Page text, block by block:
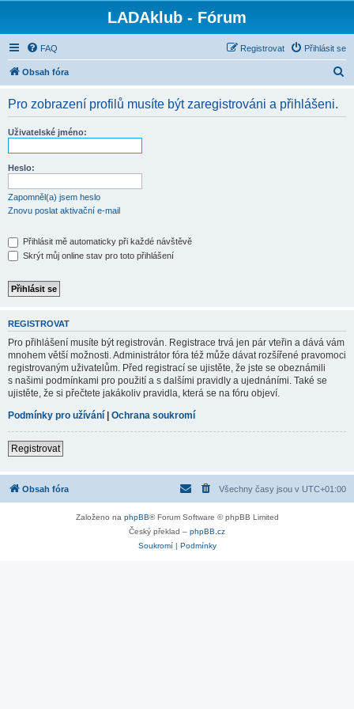
LADAklub - Fórum
FAQ Přihlásit se
Registrovat
Obsah fóra
Pro zobrazení profilů musíte být zaregistrováni a přihlášeni.
Uživatelské jméno:
Heslo:
Zapomněl(a) jsem heslo
Znovu poslat aktivační e-mail
Přihlásit mě automaticky při každé návštěvě
Skrýt můj online stav pro toto přihlášení
REGISTROVAT
Pro přihlášení musíte být registrován. Registrace trvá jen pár vteřin a dává vám
mnohem větší možnosti. Administrátor fóra též může dávat rozšířené pravomoci
registrovaným uživatelům. Před registrací se ujistěte, že jste se obeznámili
s našimi podmínkami pro použití a s dalšími pravidly a ujednáními. Také se
ujistěte, že si přečtete jakákoliv pravidla, která se na fóru objeví.
Podmínky pro užívání | Ochrana soukromí
Registrovat
Obsah fóra Všechny časy jsou v UTC+01:00
Založeno na phpBB® Forum Software © phpBB Limited
Český překlad – phpBB.cz
Soukromí| Podmínky